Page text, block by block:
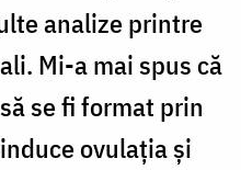
analize printre
Mi-a mai spus că
se fi format prin
ovulația și